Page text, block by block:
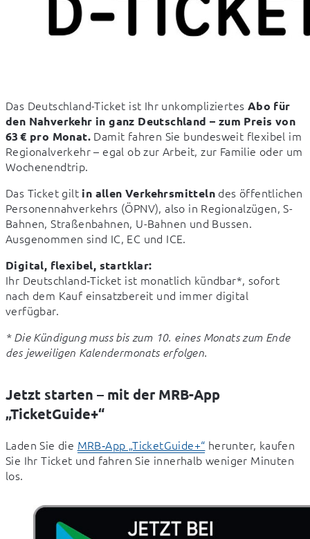
Das Deutschland-Ticket ist Ihr unkompliziertes Abo für
den Nahverkehr in ganz Deutschland – zum Preis von
63 € pro Monat. Damit fahren Sie bundesweit flexibel im
Regionalverkehr – egal ob zur Arbeit, zur Familie oder um
Wochenendtrip.
Das Ticket gilt in allen Verkehrsmitteln des öffentlichen
Personennahverkehrs (ÖPNV), also in Regionalzügen, S-
Bahnen, Straßenbahnen, U-Bahnen und Bussen.
Ausgenommen sind IC, EC und ICE.
Digital, flexibel, startklar:
Ihr Deutschland‑Ticket ist monatlich kündbar*, sofort
nach dem Kauf einsatzbereit und immer digital
verfügbar.
* Die Kündigung muss bis zum 10. eines Monats zum Ende
des jeweiligen Kalendermonats erfolgen.
Jetzt starten – mit der MRB-App
„TicketGuide+“
Laden Sie die MRB‑App „TicketGuide+“ herunter, kaufen
Sie Ihr Ticket und fahren Sie innerhalb weniger Minuten
los.